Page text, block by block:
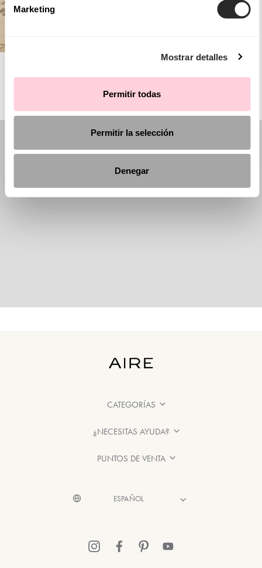
Marketing
Mostrar detalles
Permitir todas
Permitir la selección
Denegar
CATEGORÍAS
¿NECESITAS AYUDA?
PUNTOS DE VENTA